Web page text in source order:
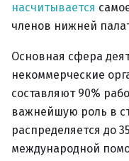
насчитывается
членов нижней
Основная сфера
некоммерческие
составляют 90%
важнейшую роль в
распределяется до
международной